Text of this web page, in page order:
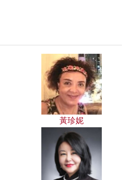
黃珍妮